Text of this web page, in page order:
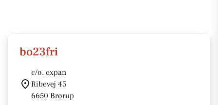
bo23fri
c/o. expan
Ribevej 45
6650 Brørup